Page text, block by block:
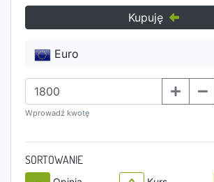
Kupuję
Euro
Wprowadź kwotę
SORTOWANIE